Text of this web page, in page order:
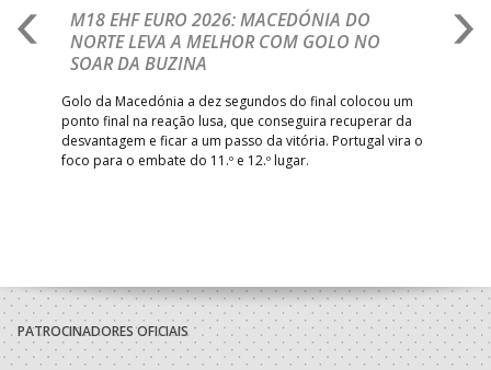
M18 EHF EURO 2026: MACEDÓNIA DO
NORTE LEVA A MELHOR COM GOLO NO
SOAR DA BUZINA
Golo da Macedónia a dez segundos do final colocou um
ponto final na reação lusa, que conseguira recuperar da
desvantagem e ficar a um passo da vitória. Portugal vira o
foco para o embate do 11.º e 12.º lugar.
PATROCINADORES OFICIAIS